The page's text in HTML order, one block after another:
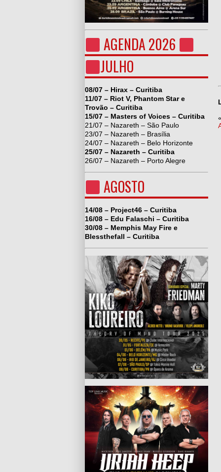
AGENDA 2026
JULHO
08/07 – Hirax – Curitiba
11/07 – Riot V, Phantom Star e
Trovão – Curitiba
15/07 – Masters of Voices – Curitiba
21/07 – Nazareth – São Paulo
23/07 – Nazareth – Brasília
24/07 – Nazareth – Belo Horizonte
25/07 – Nazareth – Curitiba
26/07 – Nazareth – Porto Alegre
AGOSTO
14/08 – Project46 – Curitiba
16/08 – Edu Falaschi – Curitiba
30/08 – Memphis May Fire e
Blessthefall – Curitiba